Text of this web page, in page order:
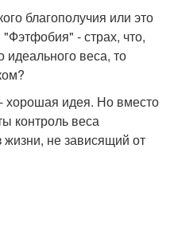
благополучия или это
- страх, что,
веса, то
хорошая идея. Но вместо
контроль веса
жизни, не зависящий от